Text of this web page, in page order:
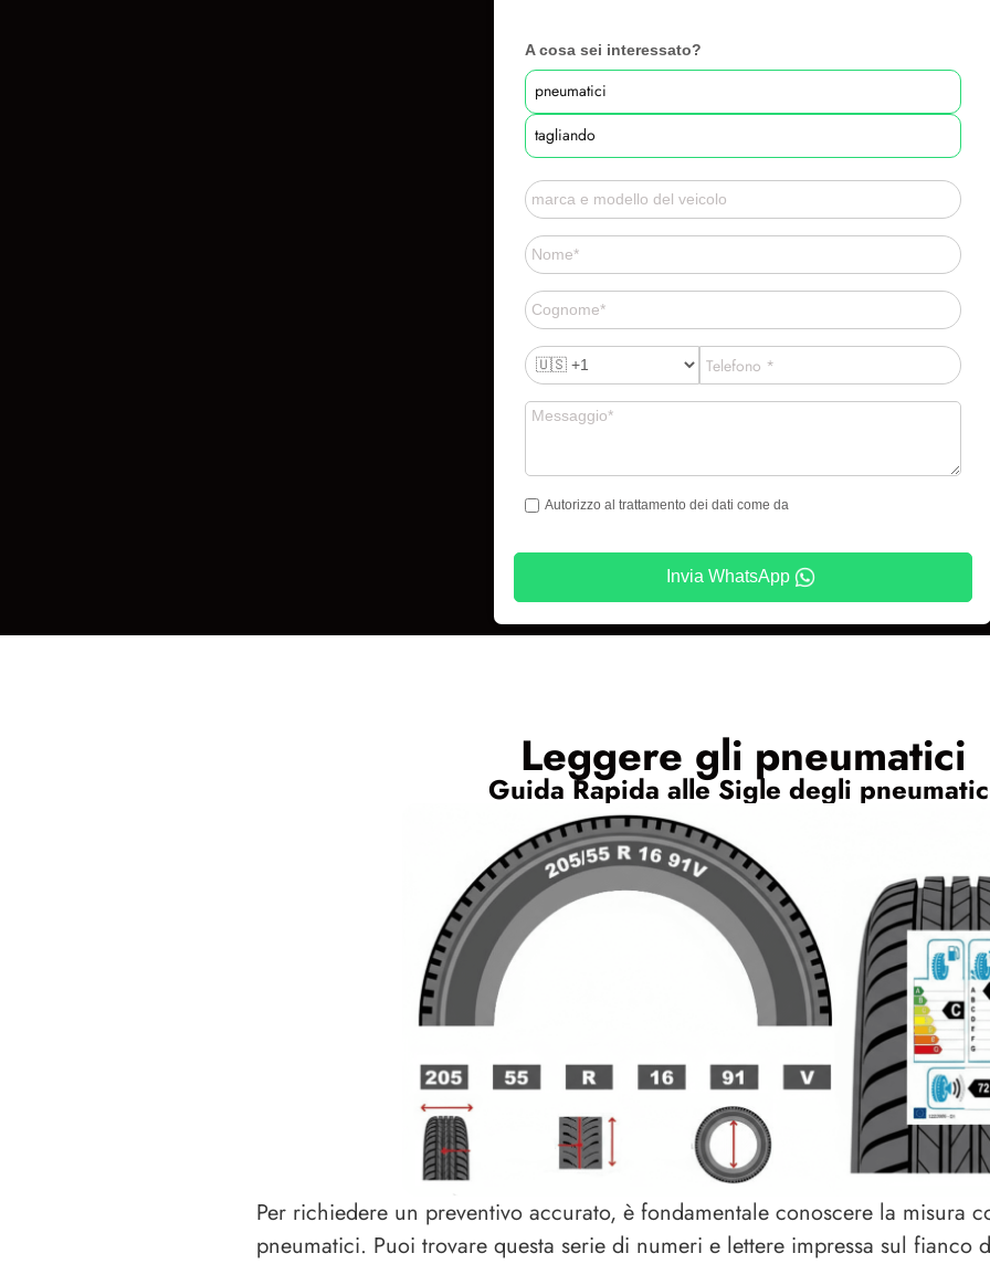
A cosa sei interessato?
pneumatici
tagliando
Autorizzo al trattamento dei dati come da
Invia WhatsApp
Leggere gli pneumatici
Guida Rapida alle Sigle degli
Per richiedere un preventivo accurato, è fondamentale conoscere la misura
pneumatici. Puoi trovare questa serie di numeri e lettere impressa sul fianco